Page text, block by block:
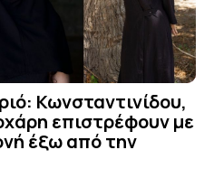
Κωνσταντινίδου,
επιστρέφουν με
έξω από την